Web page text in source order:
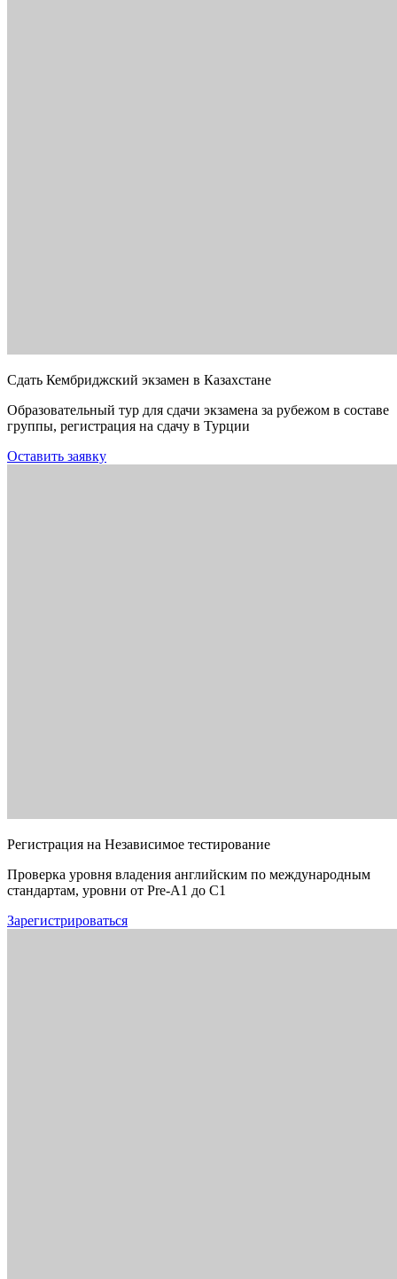
Сдать Кембриджский экзамен в Казахстане
Образовательный тур для сдачи экзамена за рубежом в составе
группы, регистрация на сдачу в Турции
Оставить заявку
Регистрация на Независимое тестирование
Проверка уровня владения английским по международным
стандартам, уровни от Pre-A1 до C1
Зарегистрироваться